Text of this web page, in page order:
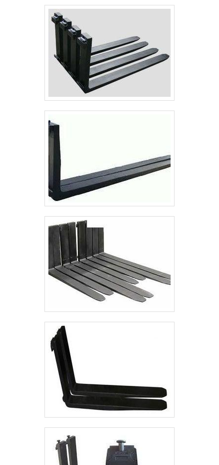
desde pequenos mercados, até grandes
centros de di....